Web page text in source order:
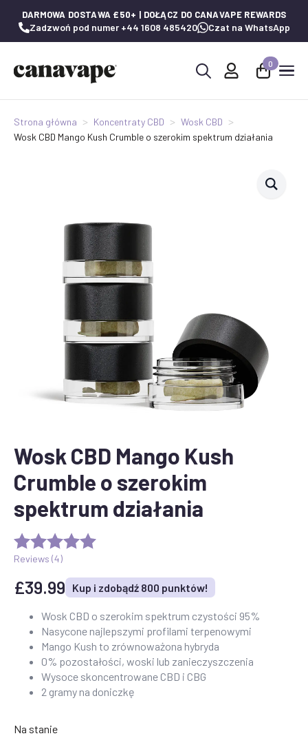
DARMOWA DOSTAWA £50+ | DOŁĄCZ DO CANAVAPE REWARDS
Zadzwoń pod numer +44 1608 485420 Czat na WhatsApp
0
Strona główna Koncentraty CBD
Wosk CBD
Wosk CBD Mango Kush Crumble o szerokim spektrum działania
Wosk CBD Mango Kush
Crumble o szerokim
spektrum działania
Reviews (4)
£39.99 Kup i zdobądź 800 punktów!
Wosk CBD o szerokim spektrum czystości 95%
Nasycone najlepszymi profilami terpenowymi
Mango Kush to zrównoważona hybryda
0% pozostałości, woski lub zanieczyszczenia
Wysoce skoncentrowane CBD i CBG
2 gramy na doniczkę
Na stanie